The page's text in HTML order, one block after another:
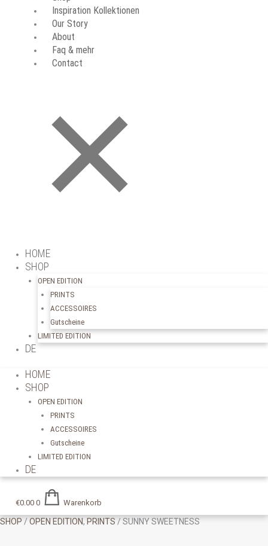
Inspiration Kollektionen
Our Story
About
Faq & mehr
Contact
HOME
SHOP
OPEN EDITION
PRINTS
ACCESSOIRES
Gutscheine
LIMITED EDITION
DE
HOME
SHOP
OPEN EDITION
PRINTS
ACCESSOIRES
Gutscheine
LIMITED EDITION
DE
€0.00 0 Warenkorb
SHOP /OPEN EDITION, PRINTS / SUNNY SWEETNESS